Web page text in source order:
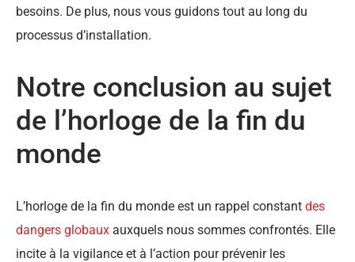
besoins. De plus, nous vous guidons tout au long du
processus d’installation.
Notre conclusion au sujet
de l’horloge de la fin du
monde
L’horloge de la fin du monde est un rappel constant des
dangers globaux auxquels nous sommes confrontés. Elle
incite à la vigilance et à l’action pour prévenir les